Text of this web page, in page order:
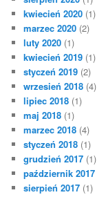
kwiecień 2020 (1)
marzec 2020 (2)
luty 2020 (1)
kwiecień 2019 (1)
styczeń 2019 (2)
wrzesień 2018 (4)
lipiec 2018 (1)
maj 2018 (1)
marzec 2018 (4)
styczeń 2018 (1)
grudzień 2017 (1)
październik 2017
sierpień 2017 (1)